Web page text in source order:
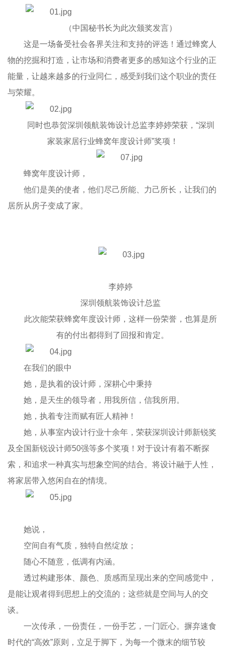
（中国秘书长为此次颁奖发言）
这是一场备受社会各界关注和支持的评选！通过蜂窝人
物的挖掘和打造，让市场和消费者更多的感知这个行业的正
能量，让越来越多的行业同仁，感受到我们这个职业的责任
与荣耀。
同时也恭贺深圳领航装饰设计总监李婷婷荣获，“深圳
家装家居行业蜂窝年度设计师”奖项！
蜂窝年度设计师，
他们是美的使者，他们尽己所能、力己所长，让我们的
居所从房子变成了家。
李婷婷
深圳领航装饰设计总监
此次能荣获蜂窝年度设计师，这样一份荣誉，也算是所
有的付出都得到了回报和肯定。
在我们的眼中
她，是执着的设计师，深耕心中秉持
她，是天生的领导者，用我所信，信我所用。
她，执着专注而赋有匠人精神！
她，从事室内设计行业十余年，荣获深圳设计师新锐奖
及全国新锐设计师50强等多个奖项！对于设计有着不断探
索，和追求一种真实与想象空间的结合。将设计融于人性，
将家居带入悠闲自在的情境。
她说，
空间自有气质，独特自然绽放；
随心不随意，低调有内涵。
透过构建形体、颜色、质感而呈现出来的空间感觉中，
是能让观者得到思想上的交流的；这些就是空间与人的交
谈。
一次传承，一份责任，一份手艺，一门匠心。摒弃速食
时代的“高效”原则，立足于脚下，为每一个微末的细节较